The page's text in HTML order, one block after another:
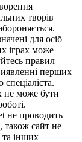
творів
для осіб
іграх може
правил
перших
не може бути
не проводить
також сайт не
та інших